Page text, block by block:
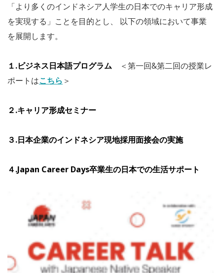
「より多くのインドネシア人学生の日本でのキャリア形成
を実現する」ことを目的とし、 以下の領域において事業
を展開します。
１.ビジネス日本語プログラム ＜第一回&第二回の授業レ
ポートはこちら ＞
２.キャリア形成セミナー
３.日本企業のインドネシア現地採用面接会の実施
４.Japan Career Days卒業生の日本での生活サポート